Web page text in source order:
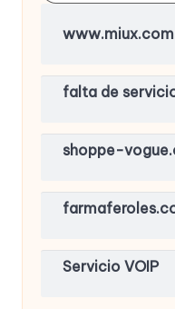
falta de
shoppe-
Servicio VOIP